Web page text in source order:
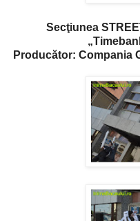
Secţiunea
Producător: Compania